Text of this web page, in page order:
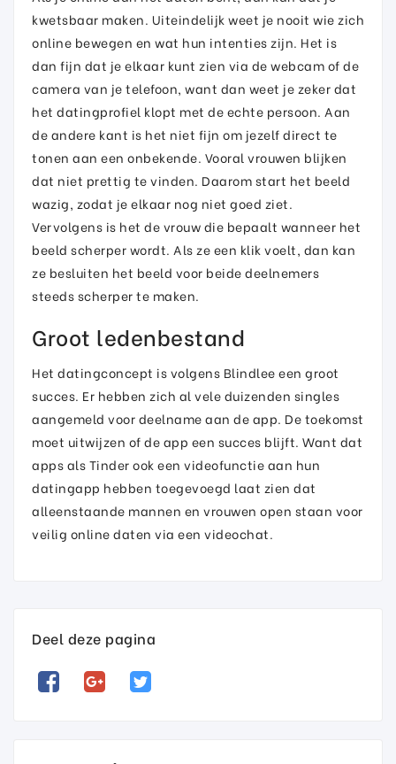
kwetsbaar maken. Uiteindelijk weet je nooit wie zich
online bewegen en wat hun intenties zijn. Het is
dan fijn dat je elkaar kunt zien via de webcam of de
camera van je telefoon, want dan weet je zeker dat
het datingprofiel klopt met de echte persoon. Aan
de andere kant is het niet fijn om jezelf direct te
tonen aan een onbekende. Vooral vrouwen blijken
dat niet prettig te vinden. Daarom start het beeld
wazig, zodat je elkaar nog niet goed ziet.
Vervolgens is het de vrouw die bepaalt wanneer het
beeld scherper wordt. Als ze een klik voelt, dan kan
ze besluiten het beeld voor beide deelnemers
steeds scherper te maken.
Groot ledenbestand
Het datingconcept is volgens Blindlee een groot
succes. Er hebben zich al vele duizenden singles
aangemeld voor deelname aan de app. De toekomst
moet uitwijzen of de app een succes blijft. Want dat
apps als Tinder ook een videofunctie aan hun
datingapp hebben toegevoegd laat zien dat
alleenstaande mannen en vrouwen open staan voor
veilig online daten via een videochat.
Deel deze pagina